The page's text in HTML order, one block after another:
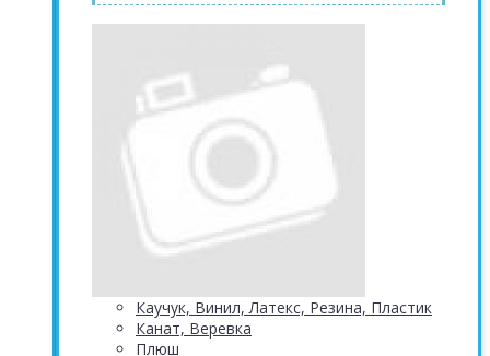
Каучук, Винил, Латекс, Резина, Пластик
Канат, Веревка
Плюш